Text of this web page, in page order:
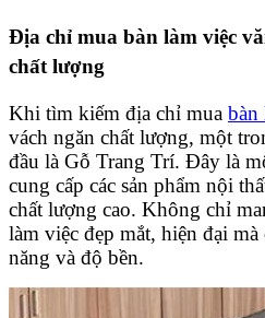
Địa chỉ mua bàn làm việc
chất lượng
Khi tìm kiếm địa chỉ mua bàn
vách ngăn chất lượng, một
đầu là Gỗ Trang Trí. Đây là
cung cấp các sản phẩm nội
chất lượng cao. Không chỉ
làm việc đẹp mắt, hiện đại
năng và độ bền.